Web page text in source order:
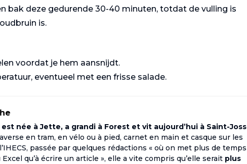
bak deze gedurende 30-40 minuten, totdat de vulling is
is.
voordat je hem aansnijdt.
eventueel met een frisse salade.
née à Jette, a grandi à Forest et vit aujourd’hui à Saint-
en tram, en vélo ou à pied, carnet en main et casque sur les
passée par quelques rédactions « où on met plus de temps
qu’à écrire un article », elle a vite compris qu’elle serait plus